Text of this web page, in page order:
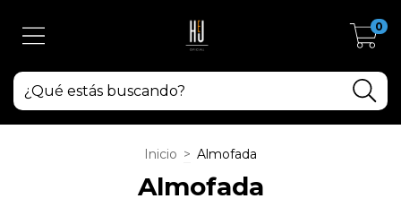
0
Inicio > Almofada
Almofada